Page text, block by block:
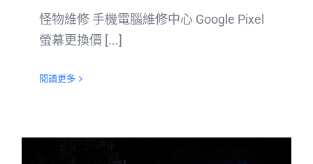
怪物維修 手機電腦維修中心 Google Pixel
螢幕更換價 [...]
閱讀更多